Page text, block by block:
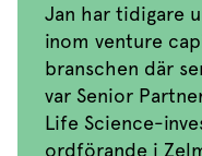
Jan har tidigare
inom venture
branschen där
var Senior
Life Science-
ordförande i